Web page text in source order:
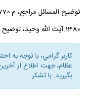
1380.آيت الله وحيد، توضيح المسائل، م 1778.
كاربر گرامي، با توجه به
عظام، جهت اطلاع از
بگيريد. با تشكر